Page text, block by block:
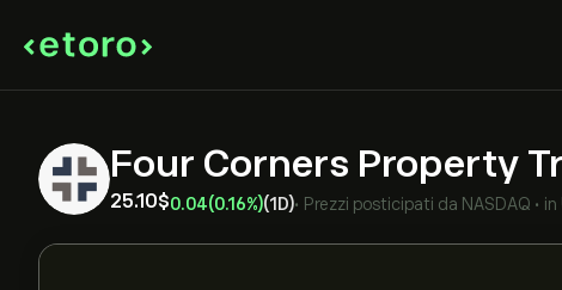
Four Corners Property
25.10‎$‎0.04(0.16%)(1D)• Prezzi posticipati da NASDAQ • in